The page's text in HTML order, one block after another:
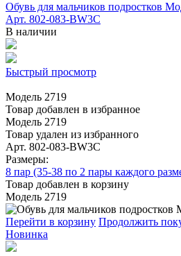
Обувь для мальчиков подростков
Арт. 802-083-BW3C
В наличии
Быстрый просмотр
Модель 2719
Товар добавлен в избранное
Модель 2719
Товар удален из избранного
Арт. 802-083-BW3C
Размеры:
8 пар (35-38 по 2 пары каждого
Товар добавлен в корзину
Модель 2719
Перейти в корзину Продолжить
Новинка